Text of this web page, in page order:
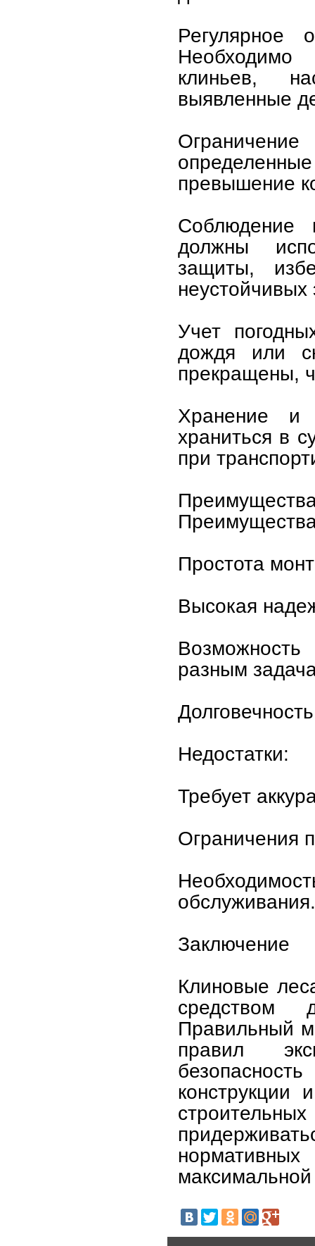
Регулярное
Необходимо
клиньев,
выявленные
Ограничение
превышение
Соблюдение
должны
защиты,
неустойчивых
Учет
дождя или
прекращены,
Хранение и
храниться в
при
Простота
Высокая
разным
Недостатки:
Требует
Ограничения
обслуживания.
Заключение
Клиновые
средством
Правильный
правил
конструкции